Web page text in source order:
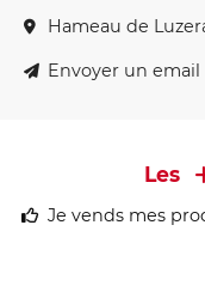
Hameau de
Envoyer un email
Les
Je vends mes